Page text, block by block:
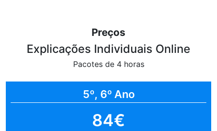
Preços
Explicações Individuais Online
Pacotes de 4 horas
5º, 6º Ano
84€